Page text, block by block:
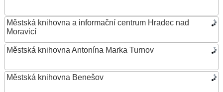
Městská knihovna a informační centrum Hradec nad
Moravicí
Městská knihovna Antonína Marka Turnov
Městská knihovna Benešov